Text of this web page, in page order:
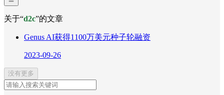
关于“d2c”的文章
Genus AI获得1100万美元种子轮融资
2023-09-26
没有更多